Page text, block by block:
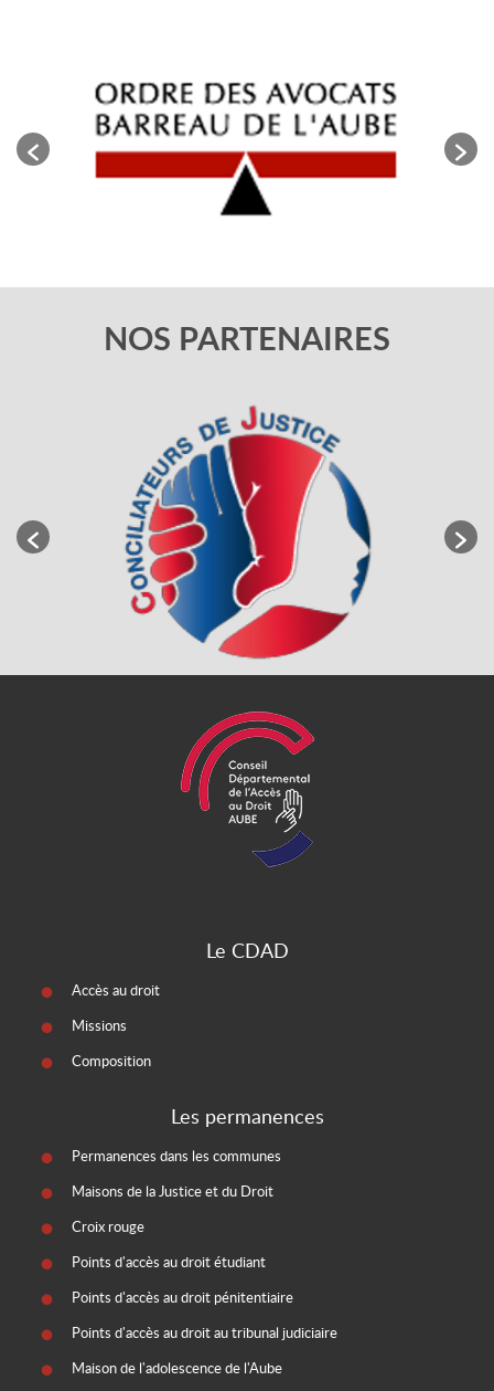
NOS PARTENAIRES
Le CDAD
Accès au droit
Missions
Composition
Les permanences
Permanences dans les communes
Maisons de la Justice et du Droit
Croix rouge
Points d'accès au droit étudiant
Points d'accès au droit pénitentiaire
Points d'accès au droit au tribunal judiciaire
Maison de l'adolescence de l'Aube